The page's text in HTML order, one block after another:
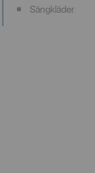
Sängkläder